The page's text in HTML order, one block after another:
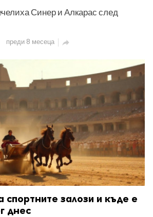
Синер и Алкарас след
преди 8 месеца 
спортните залози и къде е
днес